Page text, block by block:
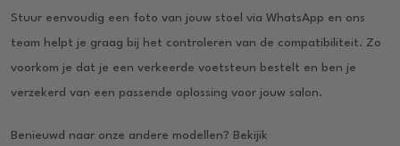
Stuur eenvoudig een foto van jouw stoel via WhatsApp en ons
team helpt je graag bij het controleren van de compatibiliteit. Zo
voorkom je dat je een verkeerde voetsteun bestelt en ben je
verzekerd van een passende oplossing voor jouw salon.
Benieuwd naar onze andere modellen? Bekijik